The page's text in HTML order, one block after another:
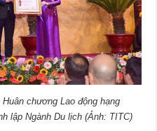
chương Lao động hạng
lập Ngành Du lịch (Ảnh: TITC)